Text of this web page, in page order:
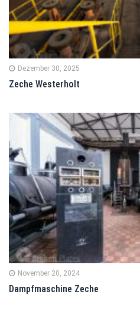
Dezember 30, 2025
Zeche Westerholt
November 20, 2024
Dampfmaschine Zeche